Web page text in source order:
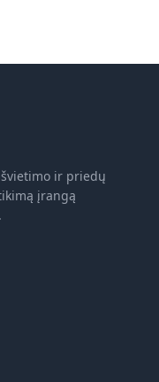
ir priedų
įrangą